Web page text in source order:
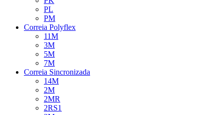
PL
PM
Correia Polyflex
11M
3M
5M
7M
Correia Sincronizada
14M
2M
2MR
2RS1